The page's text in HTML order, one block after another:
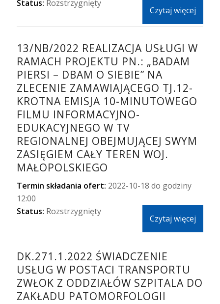
Status: Rozstrzygnięty
Czytaj więcej
13/NB/2022 REALIZACJA USŁUGI W
RAMACH PROJEKTU PN.: „BADAM
PIERSI – DBAM O SIEBIE” NA
ZLECENIE ZAMAWIAJĄCEGO TJ.12-
KROTNA EMISJA 10-MINUTOWEGO
FILMU INFORMACYJNO-
EDUKACYJNEGO W TV
REGIONALNEJ OBEJMUJĄCEJ SWYM
ZASIĘGIEM CAŁY TEREN WOJ.
MAŁOPOLSKIEGO
Termin składania ofert: 2022-10-18 do godziny
12:00
Status: Rozstrzygnięty
Czytaj więcej
DK.271.1.2022 ŚWIADCZENIE
USŁUG W POSTACI TRANSPORTU
ZWŁOK Z ODDZIAŁÓW SZPITALA DO
ZAKŁADU PATOMORFOLOGII